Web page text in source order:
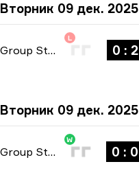
Вторник 09 дек. 2025
Group Stage
L
0 : 2
Вторник 09 дек. 2025
Group Stage -bo3
W
0 : 0